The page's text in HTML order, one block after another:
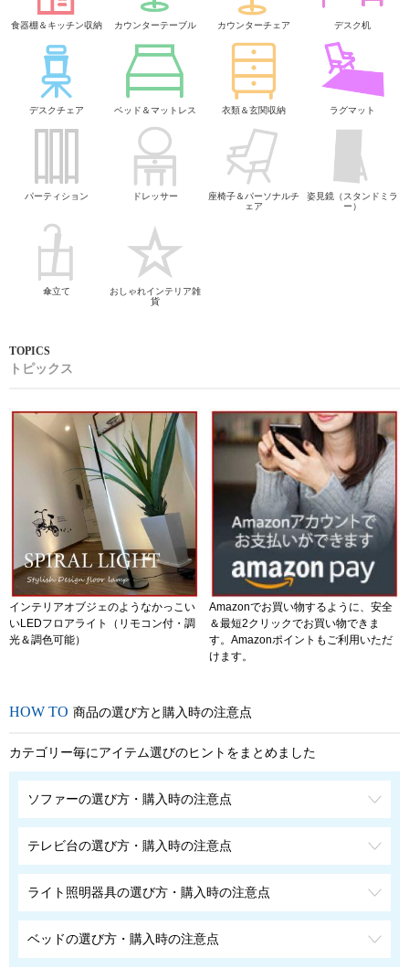
食器棚＆キッチン収納 カウンターテーブル カウンターチェア デスク机
デスクチェア ベッド＆マットレス 衣類＆玄関収納 ラグマット
パーティション ドレッサー
座椅子＆パーソナルチ
ェア
姿見鏡（スタンドミラ
ー）
傘立て
おしゃれインテリア雑
貨
トピックス
インテリアオブジェのようなかっこい
いLEDフロアライト（リモコン付・調
光＆調色可能）
Amazonでお買い物するように、安全
＆最短2クリックでお買い物できま
す。Amazonポイントもご利用いただ
けます。
商品の選び方と購入時の注意点
カテゴリー毎にアイテム選びのヒントをまとめました
ソファーの選び方・購入時の注意点
テレビ台の選び方・購入時の注意点
ライト照明器具の選び方・購入時の注意点
ベッドの選び方・購入時の注意点